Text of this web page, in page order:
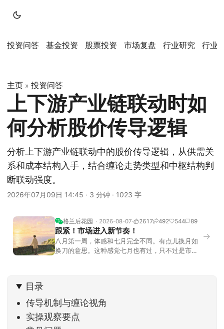
投资问答 基金投资 股票投资 市场复盘 行业研究 行业
主页 » 投资问答
上下游产业链联动时如
何分析股价传导逻辑
分析上下游产业链联动中的股价传导逻辑，从供需关
系和成本结构入手，结合缠论走势类型和中枢结构判
断联动强度。
2026年07月09日 14:45 · 3 分钟 · 1023 字
格兰后花园 2026-08-07 2617 492 544 89
跟紧！市场进入新节奏！
八月第一周，体感和七月完全不同。有点儿换月如
换刀的意思。这种感觉七月也有过，只不过是市场
家感受到了春天般的暖风。指数涨了百点，交易额
回暖到2
→
目录
传导机制与缠论视角
实操观察要点